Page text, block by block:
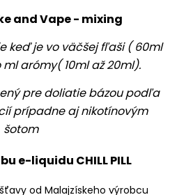
keď je vo väčšej fľaši ( 60ml
ml arómy( 10ml až 20ml).
pre doliatie bázou podľa
prípadne aj nikotínovým
šotom
e-liquidu CHILL PILL
od Malajzískeho výrobcu